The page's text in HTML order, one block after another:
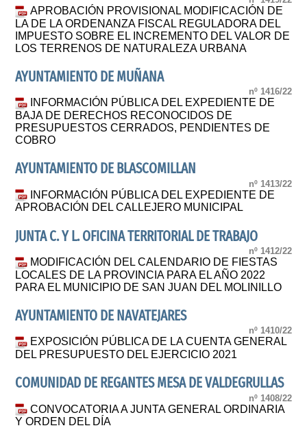
APROBACIÓN PROVISIONAL MODIFICACIÓN DE
LA DE LA ORDENANZA FISCAL REGULADORA DEL
IMPUESTO SOBRE EL INCREMENTO DEL VALOR DE
LOS TERRENOS DE NATURALEZA URBANA
AYUNTAMIENTO DE MUÑANA
nº 1416/22
INFORMACIÓN PÚBLICA DEL EXPEDIENTE DE
BAJA DE DERECHOS RECONOCIDOS DE
PRESUPUESTOS CERRADOS, PENDIENTES DE
COBRO
AYUNTAMIENTO DE BLASCOMILLAN
nº 1413/22
INFORMACIÓN PÚBLICA DEL EXPEDIENTE DE
APROBACIÓN DEL CALLEJERO MUNICIPAL
JUNTA C. Y L. OFICINA TERRITORIAL DE TRABAJO
nº 1412/22
MODIFICACIÓN DEL CALENDARIO DE FIESTAS
LOCALES DE LA PROVINCIA PARA EL AÑO 2022
PARA EL MUNICIPIO DE SAN JUAN DEL MOLINILLO
AYUNTAMIENTO DE NAVATEJARES
nº 1410/22
EXPOSICIÓN PÚBLICA DE LA CUENTA GENERAL
DEL PRESUPUESTO DEL EJERCICIO 2021
COMUNIDAD DE REGANTES MESA DE VALDEGRULLAS
nº 1408/22
CONVOCATORIA A JUNTA GENERAL ORDINARIA
Y ORDEN DEL DÍA